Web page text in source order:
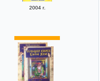
2004 г.